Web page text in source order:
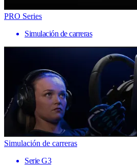
PRO Series
Simulación de carreras
Simulación de carreras
Serie G3